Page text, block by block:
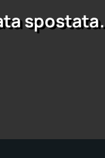
spostata.